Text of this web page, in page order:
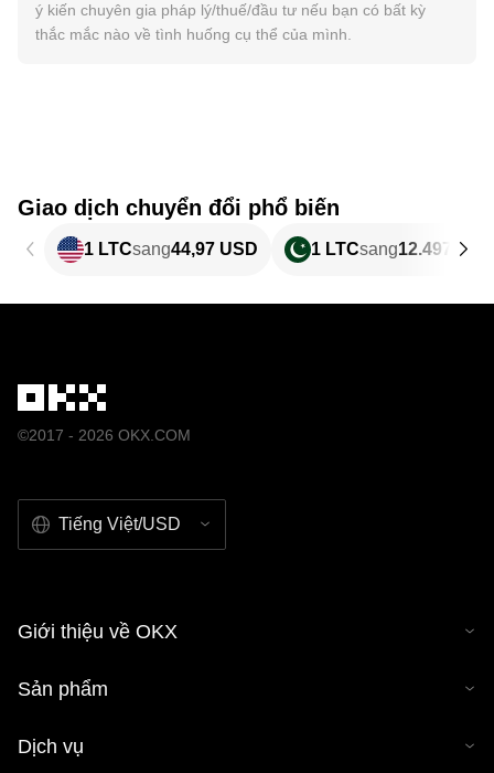
ý kiến chuyên gia pháp lý/thuế/đầu tư nếu bạn có bất kỳ
thắc mắc nào về tình huống cụ thể của mình.
Giao dịch chuyển đổi phổ biến
1 LTCsang44,97 USD 1 LTCsang12.497,6
©2017 - 2026 OKX.COM
Tiếng Việt/USD
Giới thiệu về OKX
Sản phẩm
Dịch vụ